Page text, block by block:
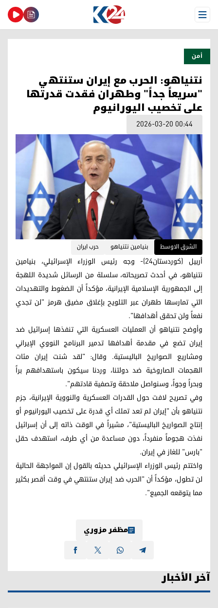
Open Menu
أمن
نتنياهو: الحرب مع إيران ستنتهي
"سريعاً جداً" وطهران فقدت قدرتها
على تخصيب اليورانيوم
2026-03-20 00:44
الشرق الاوسط بنيامين نتنياهو حرب ايران
أربيل (كوردستان24)- وجه رئيس الوزراء الإسرائيلي، بنيامين
نتنياهو، في أحدث تصريحاته، سلسلة من الرسائل شديدة اللهجة
إلى الجمهورية الإسلامية الإيرانية، مؤكداً أن الضغوط والتهديدات
التي تمارسها طهران عبر التلويح بإغلاق مضيق هرمز "لن تجدي
نفعاً ولن تحقق أهدافها".
وأوضح نتنياهو أن العمليات العسكرية التي تنفذها إسرائيل ضد
إيران تضع في مقدمة أهدافها تدمير البرنامج النووي الإيراني
ومشاريع الصواريخ الباليستية. وقال: "لقد شنت إيران مئات
الهجمات الصاروخية ضد دولتنا، وردنا سيكون باستهدافهم براً
وبحراً وجواً، وسنواصل ملاحقة وتصفية قادتهم".
وفي تصريح لافت حول القدرات العسكرية والنووية الإيرانية، جزم
نتنياهو بأن "إيران لم تعد تملك أي قدرة على تخصيب اليورانيوم أو
إنتاج الصواريخ الباليستية"، مشيراً في الوقت ذاته إلى أن إسرائيل
نفذت هجوماً منفرداً، دون مساعدة من أي طرف، استهدف حقل
"بارس" للغاز في إيران.
واختتم رئيس الوزراء الإسرائيلي حديثه بالقول إن المواجهة الحالية
لن تطول، مؤكداً أن "الحرب ضد إيران ستنتهي في وقت أقصر بكثير
مما يتوقعه الجميع".
مظفر مزوري
آخر الأخبار